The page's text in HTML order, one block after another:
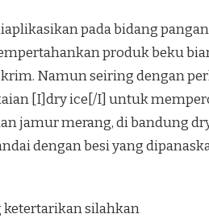
pada bidang
produk beku
Namun seiring dengan
[I]dry ice[/I] untuk
jamur merang, di bandung
dengan besi yang
ketertarikan silahkan